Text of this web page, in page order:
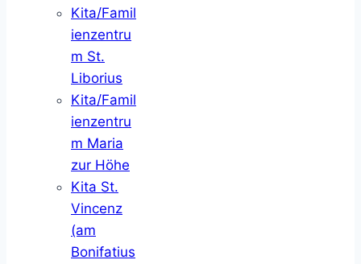
Kita/Famil
ienzentru
m St.
Liborius
Kita/Famil
ienzentru
m Maria
zur Höhe
Kita St.
Vincenz
(am
Bonifatius